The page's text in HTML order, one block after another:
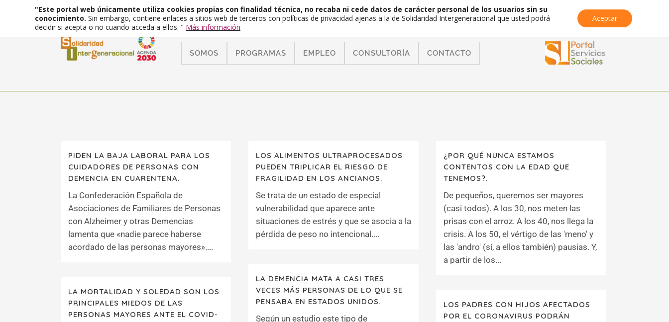
SOMOS PROGRAMAS EMPLEO CONSULTORÍA CONTACTO
PIDEN LA BAJA LABORAL PARA LOS
CUIDADORES DE PERSONAS CON
DEMENCIA EN CUARENTENA.
La Confederación Española de
Asociaciones de Familiares de Personas
con Alzheimer y otras Demencias
lamenta que «nadie parece haberse
acordado de las personas mayores»....
LOS ALIMENTOS ULTRAPROCESADOS
PUEDEN TRIPLICAR EL RIESGO DE
FRAGILIDAD EN LOS ANCIANOS.
Se trata de un estado de especial
vulnerabilidad que aparece ante
situaciones de estrés y que se asocia a la
pérdida de peso no intencional....
¿POR QUÉ NUNCA ESTAMOS
CONTENTOS CON LA EDAD QUE
TENEMOS?.
De pequeños, queremos ser mayores
(casi todos). A los 30, nos meten las
prisas con el arroz. A los 40, nos llega la
crisis. A los 50, el vértigo de las 'meno' y
las 'andro' (sí, a ellos también) pausias. Y,
a partir de los...
LA DEMENCIA MATA A CASI TRES
VECES MÁS PERSONAS DE LO QUE SE
PENSABA EN ESTADOS UNIDOS.
Según un estudio este tipo de
LA MORTALIDAD Y SOLEDAD SON LOS
PRINCIPALES MIEDOS DE LAS
PERSONAS MAYORES ANTE EL COVID-
LOS PADRES CON HIJOS AFECTADOS
POR EL CORONAVIRUS PODRÁN
"Este portal web únicamente utiliza cookies propias con finalidad técnica, no recaba ni cede datos de carácter personal de los usuarios sin su
conocimiento. Sin embargo, contiene enlaces a sitios web de terceros con políticas de privacidad ajenas a la de Solidaridad Intergeneracional que usted podrá
decidir si acepta o no cuando acceda a ellos. " Más información
Aceptar